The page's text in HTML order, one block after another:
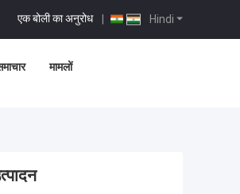
Hindi
एक बोली का अनुरोध |
मामलों